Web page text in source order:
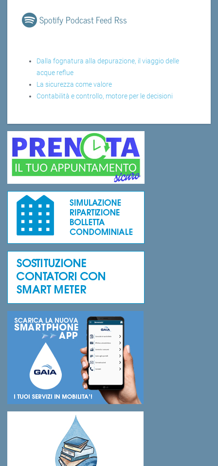
Spotify Podcast Feed Rss
Dalla fognatura alla depurazione, il viaggio delle
acque reflue
La sicurezza come valore
Contabilità e controllo, motore per le decisioni